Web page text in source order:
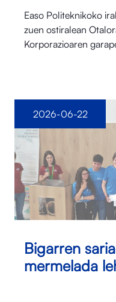
Easo Politeknikoko
zuen ostiralean
Korporazioaren
Bigarren
mermelada
2026-06-22